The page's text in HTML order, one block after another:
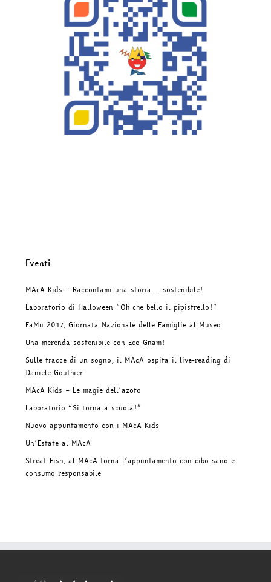
Eventi
MAcA Kids – Raccontami una storia… sostenibile!
Laboratorio di Halloween “Oh che bello il pipistrello!”
FaMu 2017, Giornata Nazionale delle Famiglie al Museo
Una merenda sostenibile con Eco-Gnam!
Sulle tracce di un sogno, il MAcA ospita il live-reading di
Daniele Gouthier
MAcA Kids – Le magie dell’azoto
Laboratorio “Si torna a scuola!”
Nuovo appuntamento con i MAcA-Kids
Un’Estate al MAcA
Streat Fish, al MAcA torna l’appuntamento con cibo sano e
consumo responsabile